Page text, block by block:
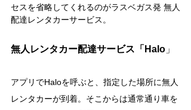
セスを省略してくれるのがラスベガス発 無人
配達レンタカーサービス。
無人レンタカー配達サービス「Halo 」
アプリでHaloを呼ぶと、指定した場所に無人
レンタカーが到着。そこからは通常通り車を